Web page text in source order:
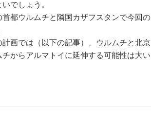
でしょう。
都ウルムチと隣国カザフスタンで今回の
画では（以下の記事）、ウルムチと北京
からアルマトイに延伸する可能性は大い